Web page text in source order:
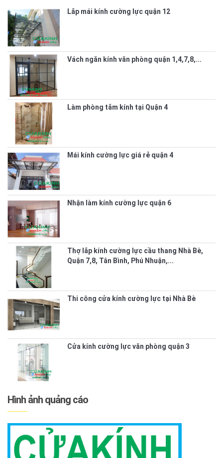
Lắp mái kính cường lực quận 12
Vách ngăn kính văn phòng quận 1,4,7,8,...
Làm phòng tắm kính tại Quận 4
Mái kính cường lực giá rẻ quận 4
Nhận làm kính cường lực quận 6
Thợ lắp kính cường lực cầu thang Nhà Bè,
Quận 7,8, Tân Bình, Phú Nhuận,...
Thi công cửa kính cường lực tại Nhà Bè
Cửa kính cường lực văn phòng quận 3
Hình ảnh quảng cáo